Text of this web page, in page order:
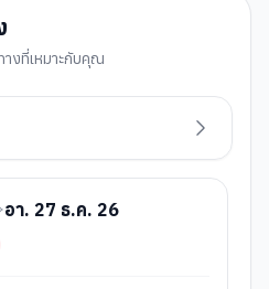
างที่เหมาะกับคุณ
อา. 27 ธ.ค. 26